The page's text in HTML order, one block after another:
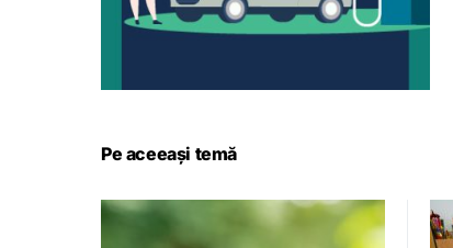
Pe aceeași temă